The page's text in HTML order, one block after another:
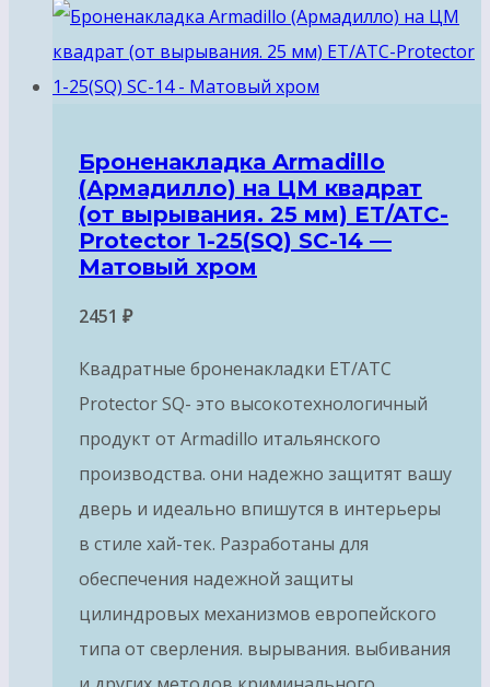
Броненакладка Armadillo
(Армадилло) на ЦМ квадрат
(от вырывания. 25 мм) ET/ATC-
Protector 1-25(SQ) SC-14 —
Матовый хром
2451 ₽
Квадратные броненакладки ET/ATC
Protector SQ- это высокотехнологичный
продукт от Armadillo итальянского
производства. они надежно защитят вашу
дверь и идеально впишутся в интерьеры
в стиле хай-тек. Разработаны для
обеспечения надежной защиты
цилиндровых механизмов европейского
типа от сверления. вырывания. выбивания